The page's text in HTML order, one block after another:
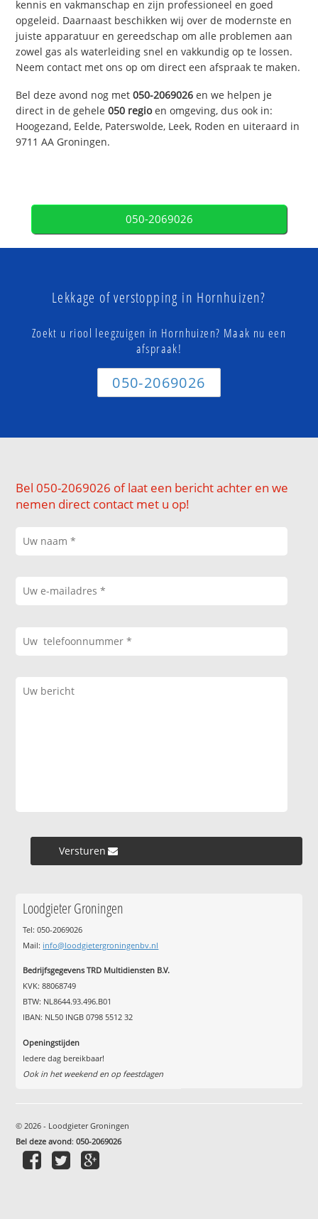
kennis en vakmanschap en zijn professioneel en goed
opgeleid. Daarnaast beschikken wij over de modernste en
juiste apparatuur en gereedschap om alle problemen aan
zowel gas als waterleiding snel en vakkundig op te lossen.
Neem contact met ons op om direct een afspraak te maken.
Bel deze avond nog met050-2069026 en we helpen je
direct in de gehele050 regioen omgeving, dus ook in:
Hoogezand, Eelde, Paterswolde, Leek, Roden en uiteraard in
9711 AA Groningen.
050-2069026
Lekkage of verstopping in Hornhuizen?
Zoekt u riool leegzuigen in Hornhuizen? Maak nu een
afspraak!
050-2069026
Bel 050-2069026 of laat een bericht achter en we
nemen direct contact met u op!
Versturen »
Loodgieter Groningen
Tel: 050-2069026
Mail: info@loodgietergroningenbv.nl
Bedrijfsgegevens TRD Multidiensten B.V.
KVK: 88068749
BTW: NL8644.93.496.B01
IBAN: NL50 INGB 0798 5512 32
Openingstijden
Iedere dag bereikbaar!
Ook in het weekend en op feestdagen
© 2026 - Loodgieter Groningen
Bel deze avond:050-2069026